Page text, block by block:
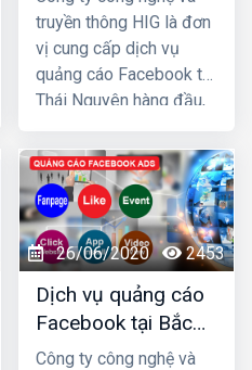
tín
truyền thông HIG là đơn
vị cung cấp dịch vụ
quảng cáo Facebook tại
Thái Nguyên hàng đầu,
nghiệm chạy quảng cáo
cho hàng trăm khách
hàng lớn nhỏ ở Hà
Nội và các tỉnh Miền
Bắc, chúng tôi chắc
chắn sẽ giúp quý khách
phát triển kinh doanh
nhanh chóng.
26/06/2020 2453
Dịch vụ quảng cáo
Facebook tại Bắc
Giang giá rẻ, uy tín
Công ty công nghệ và